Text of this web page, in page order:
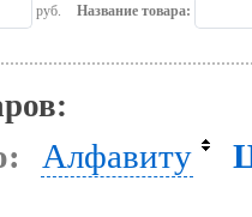
руб. Название товара:
Алфавиту